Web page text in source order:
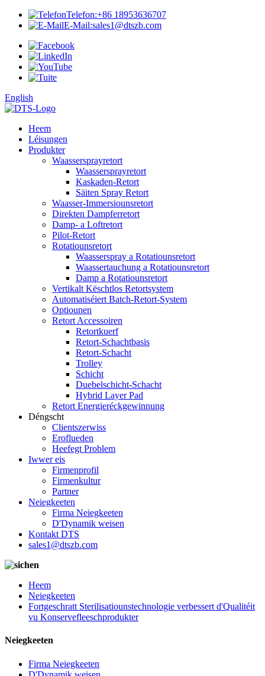
Telefon:+86 18953636707
E-Mail:sales1@dtszb.com
English
Heem
Léisungen
Produkter
Waassersprayretort
Waassersprayretort
Kaskaden-Retort
Säiten Spray Retort
Waasser-Immersiounsretort
Direkten Dampferretort
Damp- a Loftretort
Pilot-Retort
Rotatiounsretort
Waasserspray a Rotatiounsretort
Waassertauchung a Rotatiounsretort
Damp a Rotatiounsretort
Vertikalt Këschtlos Retortsystem
Automatiséiert Batch-Retort-System
Optiounen
Retort Accessoiren
Retortkuerf
Retort-Schachtbasis
Retort-Schacht
Trolley
Schicht
Duebelschicht-Schacht
Hybrid Layer Pad
Retort Energieréckgewinnung
Déngscht
Clientszerwiss
Eroflueden
Heefegt Problem
Iwwer eis
Firmenprofil
Firmenkultur
Partner
Neiegkeeten
Firma Neiegkeeten
D'Dynamik weisen
Kontakt DTS
sales1@dtszb.com
Heem
Neiegkeeten
Fortgeschratt Sterilisatiounstechnologie verbessert d'Qualitéit
vu Konservefleeschprodukter
Neiegkeeten
Firma Neiegkeeten